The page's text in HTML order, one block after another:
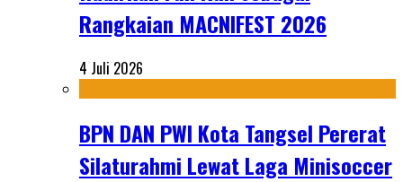
Rangkaian MACNIFEST 2026
4 Juli 2026
BPN DAN PWI Kota Tangsel Pererat
Silaturahmi Lewat Laga Minisoccer